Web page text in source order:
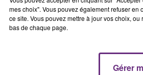
mes choix". Vous pouvez également refuser
ce site. Vous pouvez mettre à jour vos choix,
bas de chaque page.
Gérer